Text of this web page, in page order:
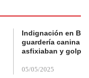
Indignación en
guardería canina
asfixiaban y
05/05/2025